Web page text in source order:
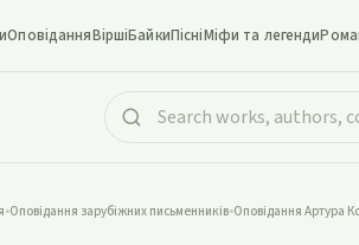
ОповіданняВіршіБайкиПісніМіфи та легенди
•Оповідання зарубіжних письменників•Оповідання Артура